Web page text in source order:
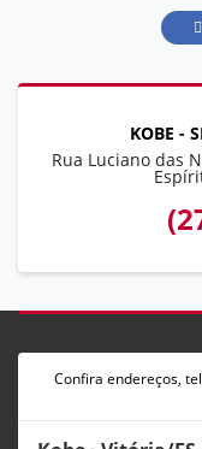
KOBE -
Rua Luciano das
Confira endereços,